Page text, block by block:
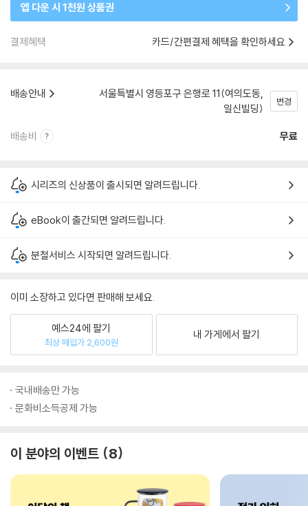
앱 다운 시 1천원 상품권
결제혜택 카드/간편결제 혜택을 확인하세요
배송안내
서울특별시 영등포구 은행로 11(여의도동,
일신빌딩)
변경
배송비 무료
시리즈의 신상품이 출시되면 알려드립니다.
eBook이 출간되면 알려드립니다.
분철서비스 시작되면 알려드립니다.
이미 소장하고 있다면 판매해 보세요.
예스24에 팔기
최상 매입가 2,600원
내 가게에서 팔기
국내배송만 가능
문화비소득공제 가능
이 분야의 이벤트 8